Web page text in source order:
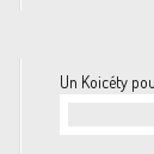
Un Koicéty